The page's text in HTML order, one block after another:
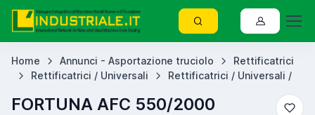
Home Annunci - Asportazione truciolo
Rettificatrici
Rettificatrici / Universali
Rettificatrici / Universali /
FORTUNA AFC 550/2000